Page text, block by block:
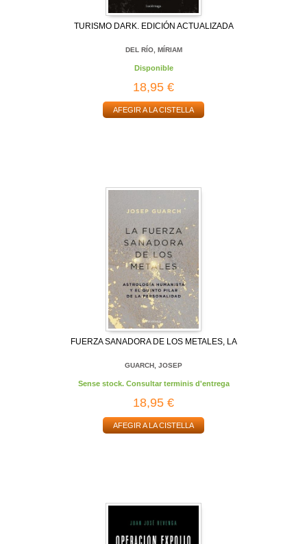
TURISMO DARK. EDICIÓN ACTUALIZADA
DEL RÍO, MÍRIAM
Disponible
18,95 €
AFEGIR A LA CISTELLA
FUERZA SANADORA DE LOS METALES, LA
GUARCH, JOSEP
Sense stock. Consultar terminis d'entrega
18,95 €
AFEGIR A LA CISTELLA